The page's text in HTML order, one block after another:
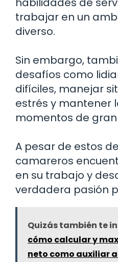
trabajar en un
diverso.
Sin embargo,
desafíos como
difíciles, manejar
estrés y mantener
momentos de
A pesar de estos
camareros
en su trabajo y
verdadera pasión
Quizás también te
cómo calcular y
neto como auxiliar